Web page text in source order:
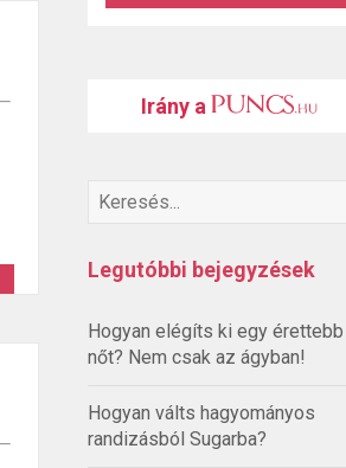
Irány a
Legutóbbi bejegyzések
Hogyan elégíts ki egy érettebb
nőt? Nem csak az ágyban!
Hogyan válts hagyományos
randizásból Sugarba?